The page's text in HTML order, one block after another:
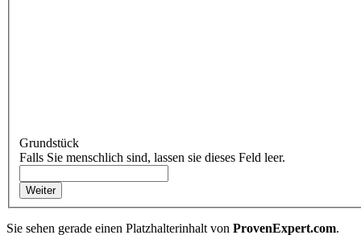
Grundstück
Falls Sie menschlich sind, lassen sie dieses Feld leer.
Weiter
Sie sehen gerade einen Platzhalterinhalt von ProvenExpert.com.